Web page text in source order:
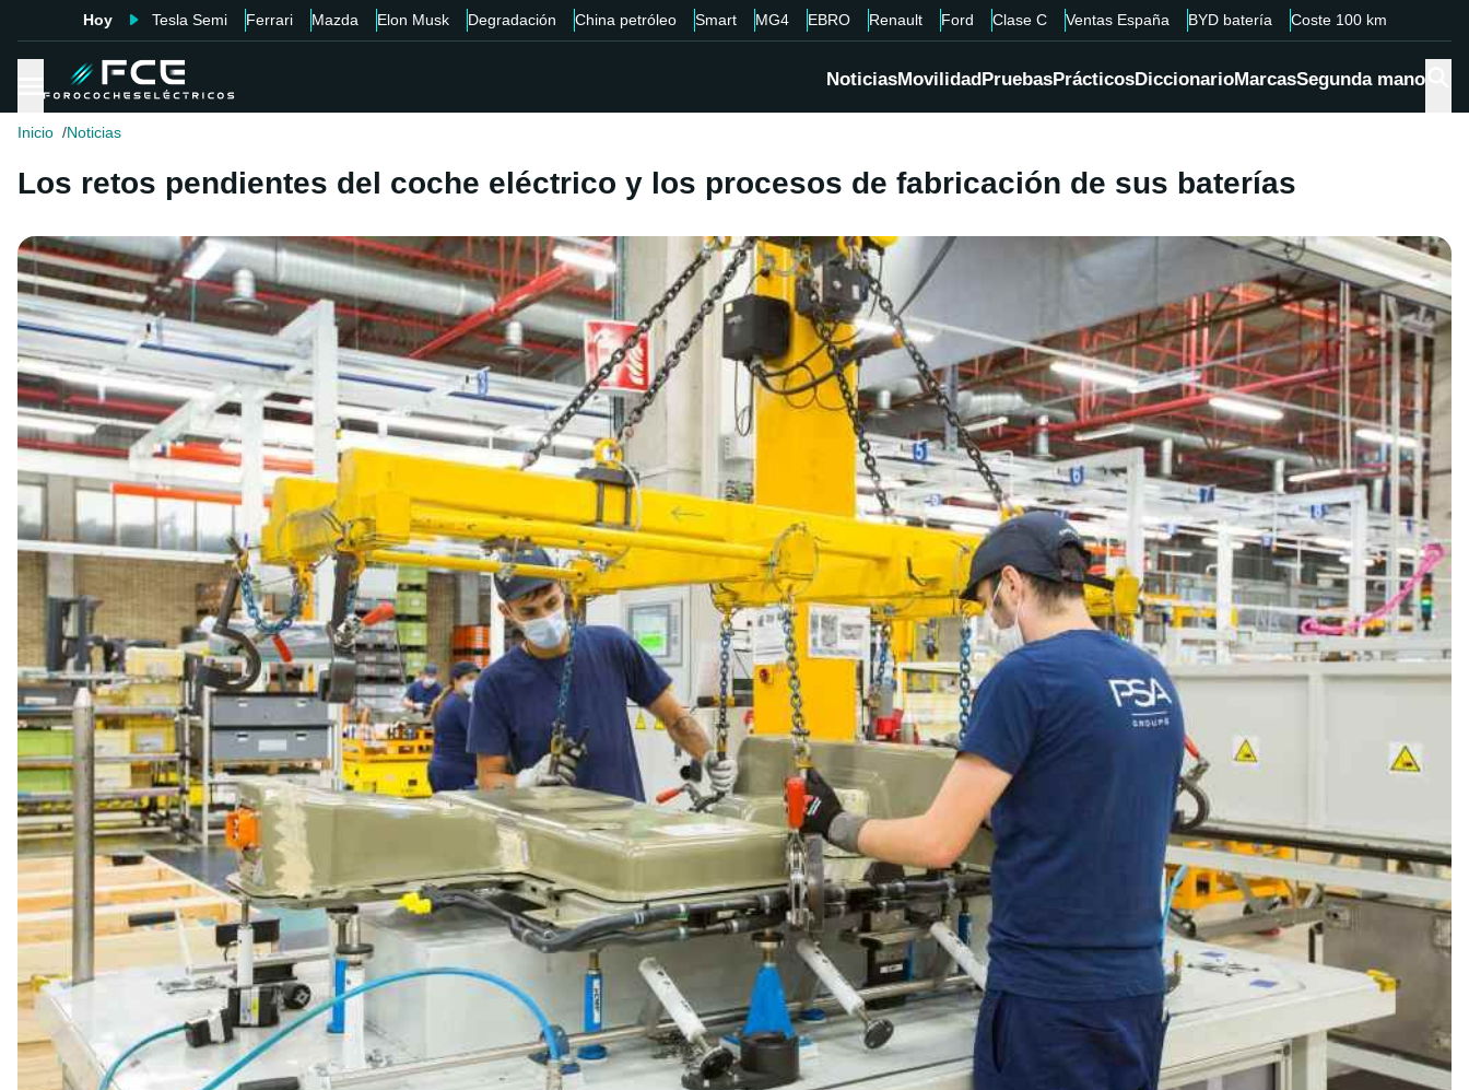
Hoy Tesla Semi Ferrari Mazda Elon Musk Degradación China petróleo Smart MG4 EBRO Renault Ford Clase C Ventas España BYD batería Coste 100 km
NoticiasMovilidadPruebasPrácticosDiccionarioMarcasSegunda mano
Inicio Noticias
Los retos pendientes del coche eléctrico y los procesos de fabricación de sus baterías